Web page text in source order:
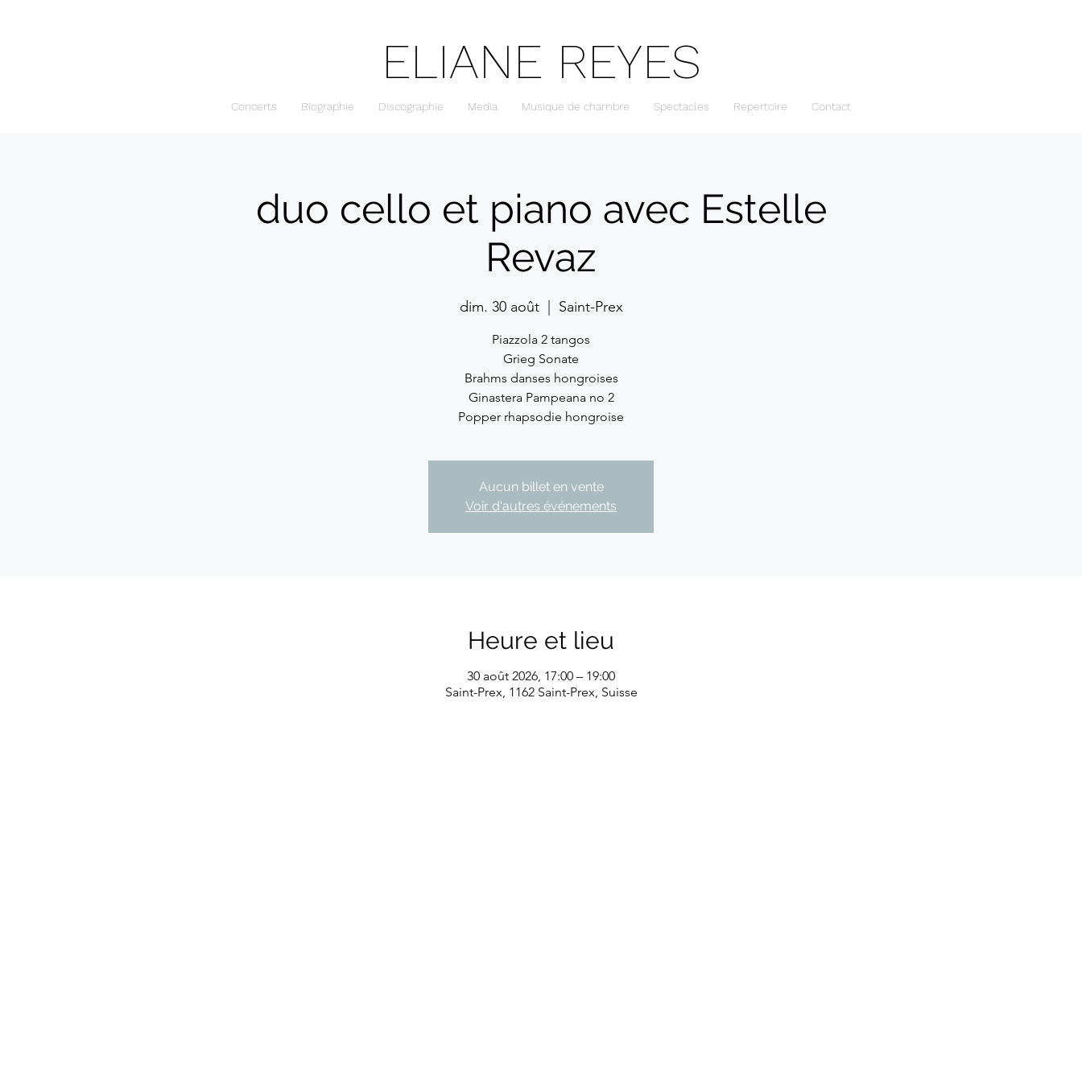
ELIANE REYES
Concerts Biographie Discographie Media Musique de chambre Spectacles Repertoire Contact
duo cello et piano avec Estelle
Revaz
dim. 30 août
  |
Saint-Prex
Piazzola 2 tangos
Grieg Sonate
Brahms danses hongroises
Ginastera Pampeana no 2
Popper rhapsodie hongroise
Aucun billet en vente
Voir d'autres événements
Heure et lieu
30 août 2026, 17:00 – 19:00
Saint-Prex, 1162 Saint-Prex, Suisse